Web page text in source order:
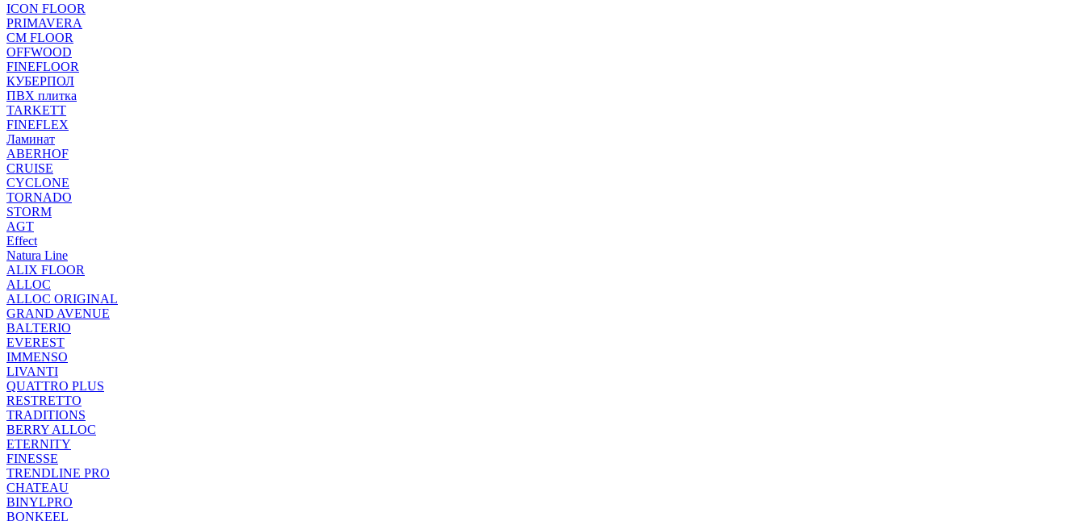
ICON FLOOR
PRIMAVERA
CM FLOOR
OFFWOOD
FINEFLOOR
КУБЕРПОЛ
ПВХ плитка
TARKETT
FINEFLEX
Ламинат
ABERHOF
CRUISE
CYCLONE
TORNADO
STORM
AGT
Effect
Natura Line
ALIX FLOOR
ALLOC
ALLOC ORIGINAL
GRAND AVENUE
BALTERIO
EVEREST
IMMENSO
LIVANTI
QUATTRO PLUS
RESTRETTO
TRADITIONS
BERRY ALLOC
ETERNITY
FINESSE
TRENDLINE PRO
CHATEAU
BINYLPRO
BONKEEL